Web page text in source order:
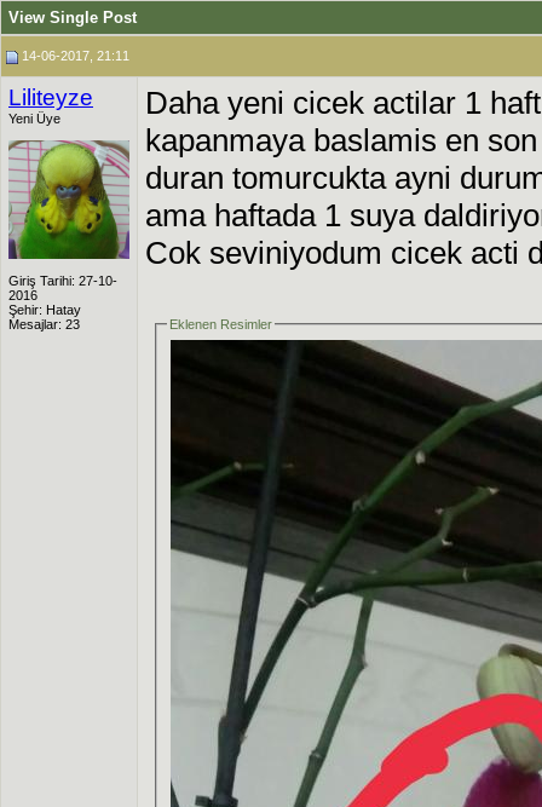
View Single Post
14-06-2017, 21:11
Liliteyze
Yeni Üye
Giriş Tarihi: 27-10-
2016
Şehir: Hatay
Mesajlar: 23
Daha yeni cicek actilar 1
kapanmaya baslamis en
duran tomurcukta ayni
ama haftada 1 suya
Cok seviniyodum cicek acti
Eklenen Resimler